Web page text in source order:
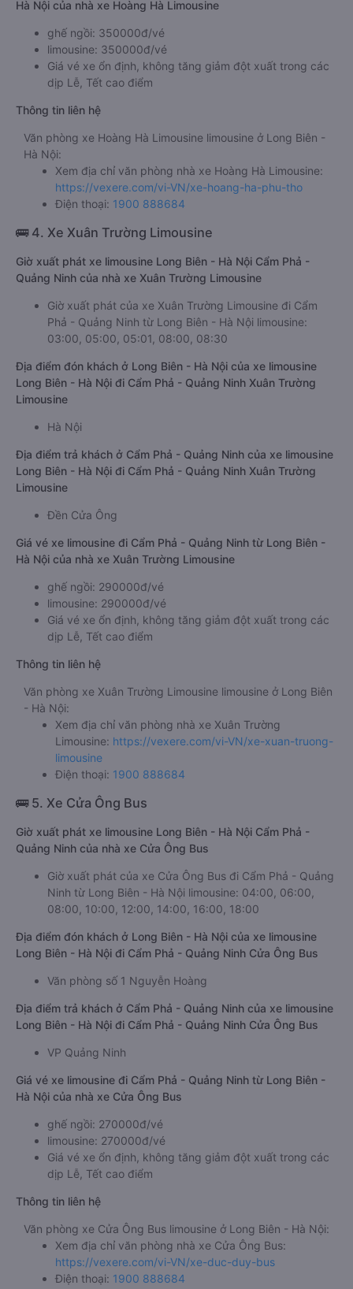
Hà Nội của nhà xe Hoàng Hà Limousine
ghế ngồi: 350000đ/vé
limousine: 350000đ/vé
Giá vé xe ổn định, không tăng giảm đột xuất trong các
dịp Lễ, Tết cao điểm
Thông tin liên hệ
Văn phòng xe Hoàng Hà Limousine limousine ở Long Biên -
Hà Nội:
Xem địa chỉ văn phòng nhà xe Hoàng Hà Limousine:
https://vexere.com/vi-VN/xe-hoang-ha-phu-tho
Điện thoại: 1900 888684
🚌 4. Xe Xuân Trường Limousine
Giờ xuất phát xe limousine Long Biên - Hà Nội Cẩm Phả -
Quảng Ninh của nhà xe Xuân Trường Limousine
Giờ xuất phát của xe Xuân Trường Limousine đi Cẩm
Phả - Quảng Ninh từ Long Biên - Hà Nội limousine:
03:00, 05:00, 05:01, 08:00, 08:30
Địa điểm đón khách ở Long Biên - Hà Nội của xe limousine
Long Biên - Hà Nội đi Cẩm Phả - Quảng Ninh Xuân Trường
Limousine
Hà Nội
Địa điểm trả khách ở Cẩm Phả - Quảng Ninh của xe limousine
Long Biên - Hà Nội đi Cẩm Phả - Quảng Ninh Xuân Trường
Limousine
Ðền Cửa Ông
Giá vé xe limousine đi Cẩm Phả - Quảng Ninh từ Long Biên -
Hà Nội của nhà xe Xuân Trường Limousine
ghế ngồi: 290000đ/vé
limousine: 290000đ/vé
Giá vé xe ổn định, không tăng giảm đột xuất trong các
dịp Lễ, Tết cao điểm
Thông tin liên hệ
Văn phòng xe Xuân Trường Limousine limousine ở Long Biên
- Hà Nội:
Xem địa chỉ văn phòng nhà xe Xuân Trường
Limousine: https://vexere.com/vi-VN/xe-xuan-truong-
limousine
Điện thoại: 1900 888684
🚌 5. Xe Cửa Ông Bus
Giờ xuất phát xe limousine Long Biên - Hà Nội Cẩm Phả -
Quảng Ninh của nhà xe Cửa Ông Bus
Giờ xuất phát của xe Cửa Ông Bus đi Cẩm Phả - Quảng
Ninh từ Long Biên - Hà Nội limousine: 04:00, 06:00,
08:00, 10:00, 12:00, 14:00, 16:00, 18:00
Địa điểm đón khách ở Long Biên - Hà Nội của xe limousine
Long Biên - Hà Nội đi Cẩm Phả - Quảng Ninh Cửa Ông Bus
Văn phòng số 1 Nguyễn Hoàng
Địa điểm trả khách ở Cẩm Phả - Quảng Ninh của xe limousine
Long Biên - Hà Nội đi Cẩm Phả - Quảng Ninh Cửa Ông Bus
VP Quảng Ninh
Giá vé xe limousine đi Cẩm Phả - Quảng Ninh từ Long Biên -
Hà Nội của nhà xe Cửa Ông Bus
ghế ngồi: 270000đ/vé
limousine: 270000đ/vé
Giá vé xe ổn định, không tăng giảm đột xuất trong các
dịp Lễ, Tết cao điểm
Thông tin liên hệ
Văn phòng xe Cửa Ông Bus limousine ở Long Biên - Hà Nội:
Xem địa chỉ văn phòng nhà xe Cửa Ông Bus:
https://vexere.com/vi-VN/xe-duc-duy-bus
Điện thoại: 1900 888684